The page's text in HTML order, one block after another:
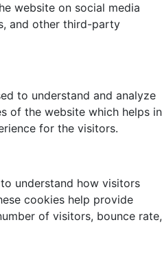
website on social media
and other third-party
to understand and analyze
of the website which helps in
for the visitors.
understand how visitors
cookies help provide
of visitors, bounce rate,